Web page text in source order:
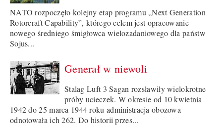
NATO rozpoczęło kolejny etap programu „Next Generation
Rotorcraft Capability”, którego celem jest opracowanie
nowego średniego śmigłowca wielozadaniowego dla państw
Sojus...
Generał w niewoli
Stalag Luft 3 Sagan rozsławiły wielokrotne
próby ucieczek. W okresie od 10 kwietnia
1942 do 25 marca 1944 roku administracja obozowa
odnotowała ich 262. Do historii przes...